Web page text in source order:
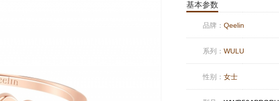
基本参数
品牌： Qeelin
系列： WULU
性别： 女士